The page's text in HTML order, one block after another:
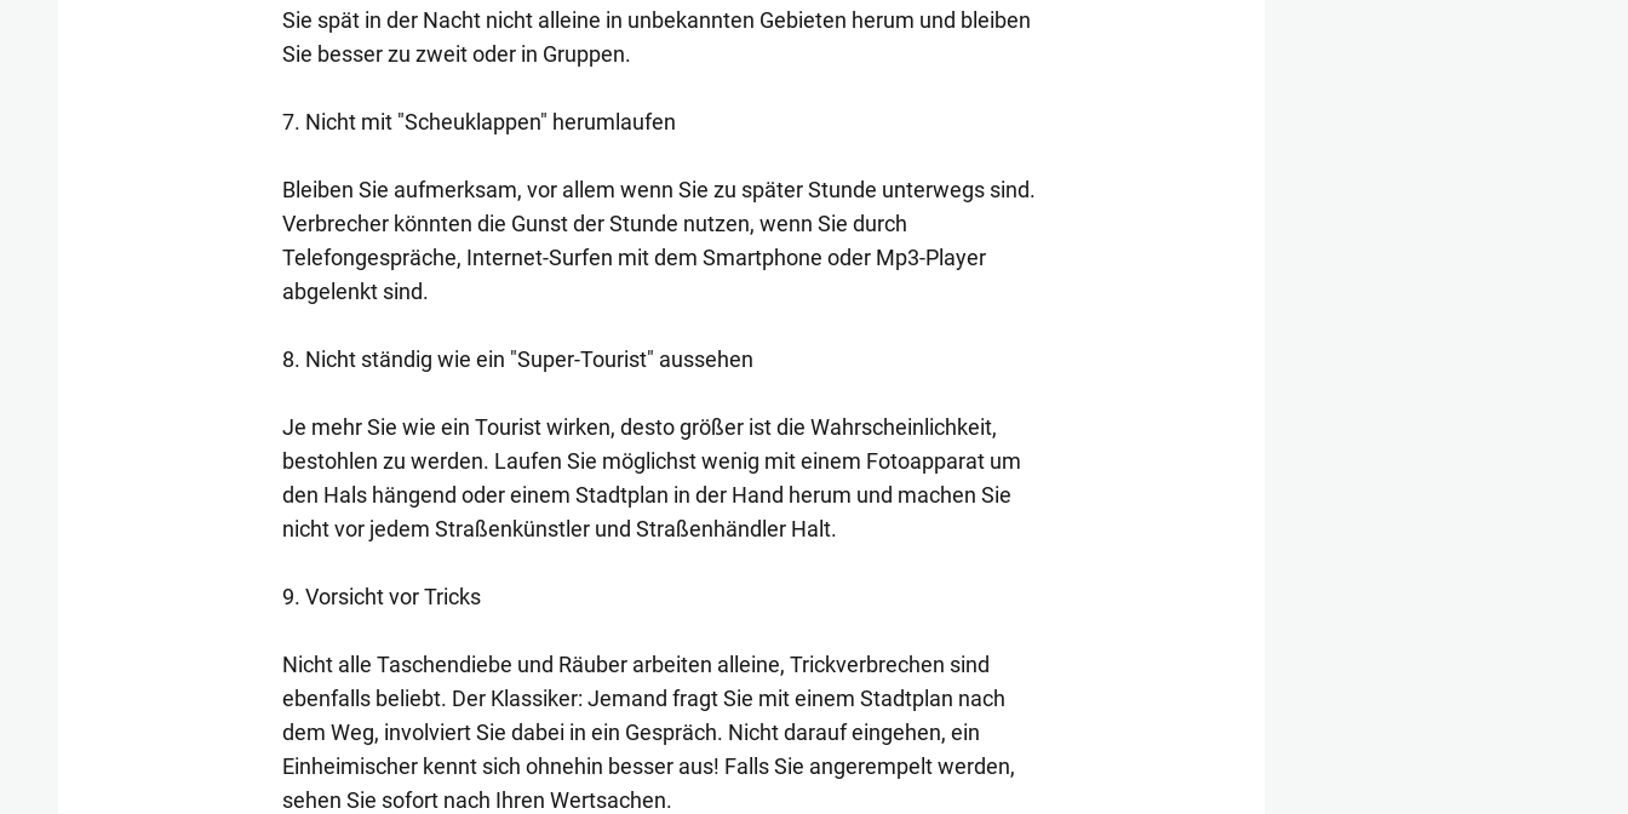
Sie spät in der Nacht nicht alleine in unbekannten Gebieten herum und bleiben
Sie besser zu zweit oder in Gruppen.
7. Nicht mit "Scheuklappen" herumlaufen
Bleiben Sie aufmerksam, vor allem wenn Sie zu später Stunde unterwegs sind.
Verbrecher könnten die Gunst der Stunde nutzen, wenn Sie durch
Telefongespräche, Internet-Surfen mit dem Smartphone oder Mp3-Player
abgelenkt sind.
8. Nicht ständig wie ein "Super-Tourist" aussehen
Je mehr Sie wie ein Tourist wirken, desto größer ist die Wahrscheinlichkeit,
bestohlen zu werden. Laufen Sie möglichst wenig mit einem Fotoapparat um
den Hals hängend oder einem Stadtplan in der Hand herum und machen Sie
nicht vor jedem Straßenkünstler und Straßenhändler Halt.
9. Vorsicht vor Tricks
Nicht alle Taschendiebe und Räuber arbeiten alleine, Trickverbrechen sind
ebenfalls beliebt. Der Klassiker: Jemand fragt Sie mit einem Stadtplan nach
dem Weg, involviert Sie dabei in ein Gespräch. Nicht darauf eingehen, ein
Einheimischer kennt sich ohnehin besser aus! Falls Sie angerempelt werden,
sehen Sie sofort nach Ihren Wertsachen.